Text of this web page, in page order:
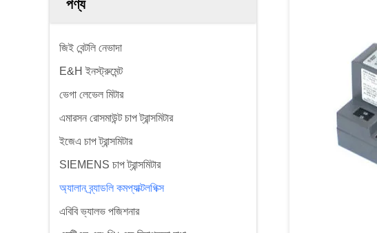
পণ্য
জিই বেন্টলি নেভাদা
E&H ইনস্ট্রুমেন্ট
ভেগা লেভেল মিটার
এমারসন রোসমাউন্ট চাপ ট্রান্সমিটার
ইজেএ চাপ ট্রান্সমিটার
SIEMENS চাপ ট্রান্সমিটার
অ্যালান ব্র্যাডলি কমপ্যাক্টলগিক্স
এবিবি ভ্যালভ পজিশনার